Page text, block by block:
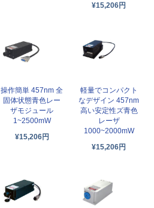
¥15,206円
操作簡単 457nm 全
固体状態青色レー
ザモジュール
1~2500mW
¥15,206円
軽量でコンパクト
なデザイン 457nm
高い安定性ズ青色
レーザ
1000~2000mW
¥15,206円